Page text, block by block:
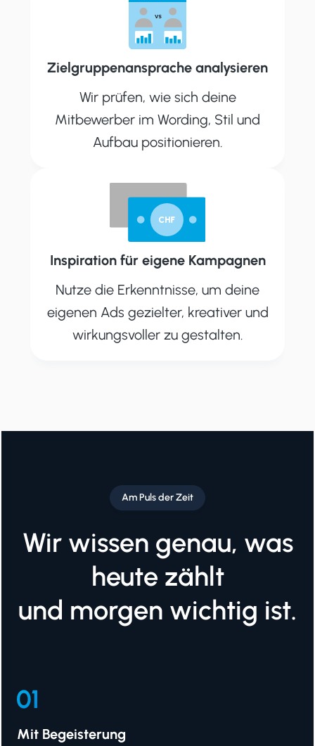
Zielgruppenansprache analysieren
Wir prüfen, wie sich deine
Mitbewerber im Wording, Stil und
Aufbau positionieren.
Inspiration für eigene Kampagnen
Nutze die Erkenntnisse, um deine
eigenen Ads gezielter, kreativer und
wirkungsvoller zu gestalten.
Am Puls der Zeit
Wir wissen genau, was
heute zählt
und morgen wichtig ist.
Mit Begeisterung